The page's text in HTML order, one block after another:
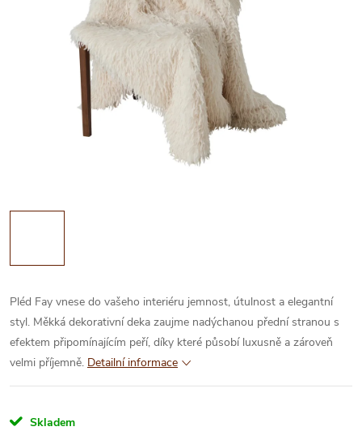
Pléd Fay vnese do vašeho interiéru jemnost, útulnost a elegantní
styl. Měkká dekorativní deka zaujme nadýchanou přední stranou s
efektem připomínajícím peří, díky které působí luxusně a zároveň
velmi příjemně. Detailní informace
Skladem